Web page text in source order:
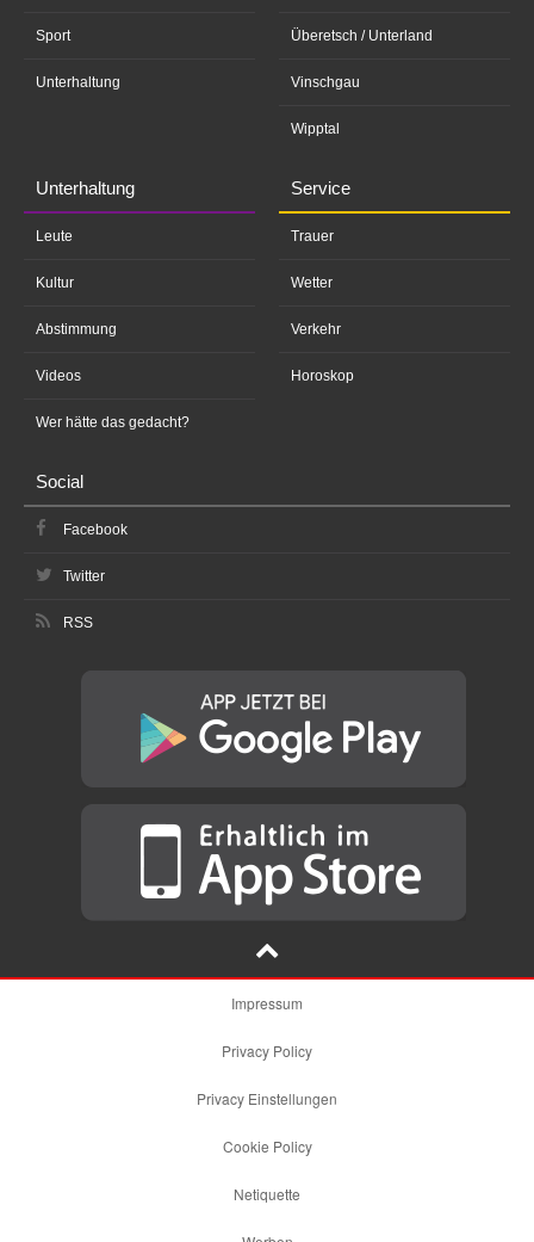
Sport
Unterhaltung
Überetsch / Unterland
Vinschgau
Wipptal
Unterhaltung
Leute
Kultur
Abstimmung
Videos
Wer hätte das gedacht?
Service
Trauer
Wetter
Verkehr
Horoskop
Social
Facebook
Twitter
RSS
Impressum
Privacy Policy
Privacy Einstellungen
Cookie Policy
Netiquette